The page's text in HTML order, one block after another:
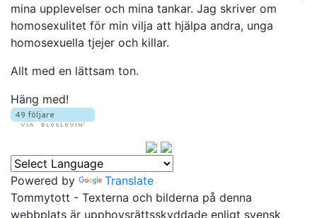
mina upplevelser och mina tankar. Jag skriver om
homosexulitet för min vilja att hjälpa andra, unga
homosexuella tjejer och killar.
Allt med en lättsam ton.
Häng med!
Powered by
Translate
Tommytott - Texterna och bilderna på denna
webbplats är upphovsrättsskyddade enligt svensk